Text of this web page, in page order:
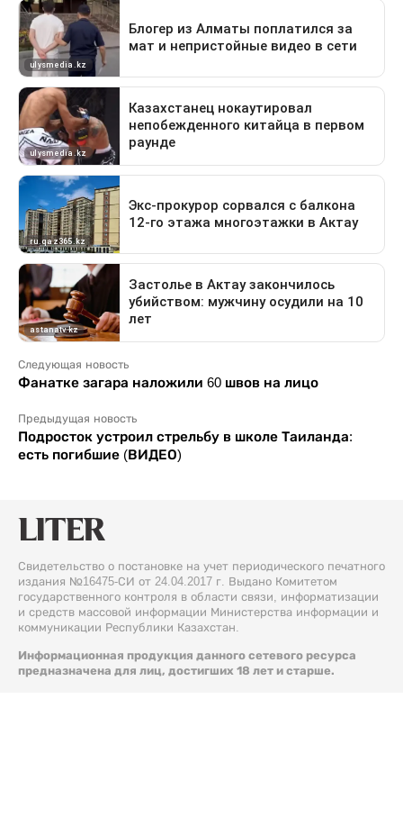
Следующая новость
Фанатке загара наложили 60 швов на лицо
Предыдущая новость
Подросток устроил стрельбу в школе Таиланда:
есть погибшие (ВИДЕО)
Свидетельство о постановке на учет периодического печатного
издания №16475-СИ от 24.04.2017 г. Выдано Комитетом
государственного контроля в области связи, информатизации
и средств массовой информации Министерства информации и
коммуникации Республики Казахстан.
Информационная продукция данного сетевого ресурса
предназначена для лиц, достигших 18 лет и старше.